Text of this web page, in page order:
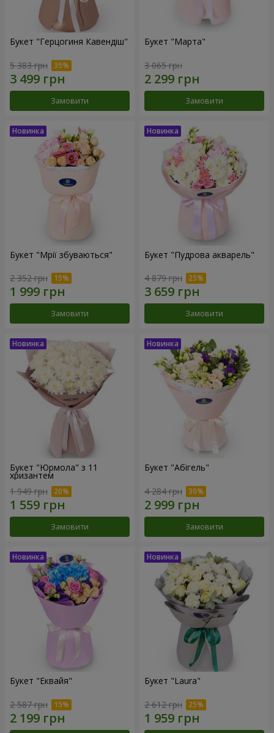
Букет "Герцогиня Кавендіш"
5 383 грн
Замовити
Букет "Марта"
3 065 грн
Замовити
Букет "Мрії збуваються"
2 352 грн
Замовити
Букет "Пудрова акварель"
4 879 грн
Замовити
Букет "Юрмола" з 11
хризантем
1 949 грн
Замовити
Букет "Абігель"
4 284 грн
Замовити
Букет "Еквайя"
2 587 грн
Букет "Laura"
2 612 грн